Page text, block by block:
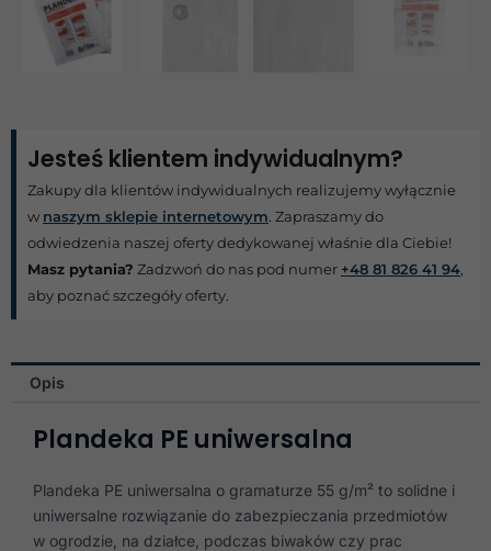
Jesteś klientem indywidualnym?
Zakupy dla klientów indywidualnych realizujemy wyłącznie
w naszym sklepie internetowym. Zapraszamy do
odwiedzenia naszej oferty dedykowanej właśnie dla Ciebie!
Masz pytania? Zadzwoń do nas pod numer +48 81 826 41 94,
aby poznać szczegóły oferty.
Opis
Plandeka PE uniwersalna
Plandeka PE uniwersalna o gramaturze 55 g/m² to solidne i
uniwersalne rozwiązanie do zabezpieczania przedmiotów
w ogrodzie, na działce, podczas biwaków czy prac